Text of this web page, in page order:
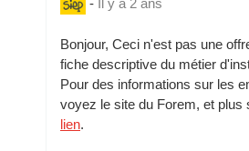
- Il y a 2 ans
Bonjour, Ceci n'est pas une
fiche descriptive du métier
Pour des informations sur les
voyez le site du Forem, et plus
lien.